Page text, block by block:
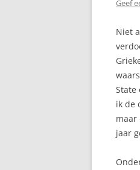
Geef
Niet
State
ik de
maar
jaar